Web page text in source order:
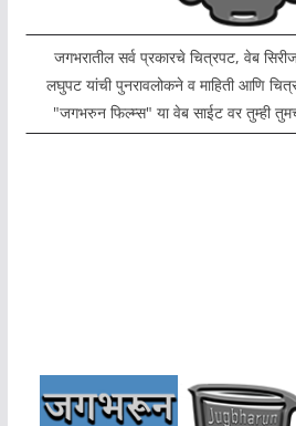
जगभरातील सर्व प्रकारचे चित्रपट, वेब
लघुपट यांची पुनरावलोकने व माहिती आणि
"जगभरुन फिल्म्स" या वेब साईट वर तुम्ही